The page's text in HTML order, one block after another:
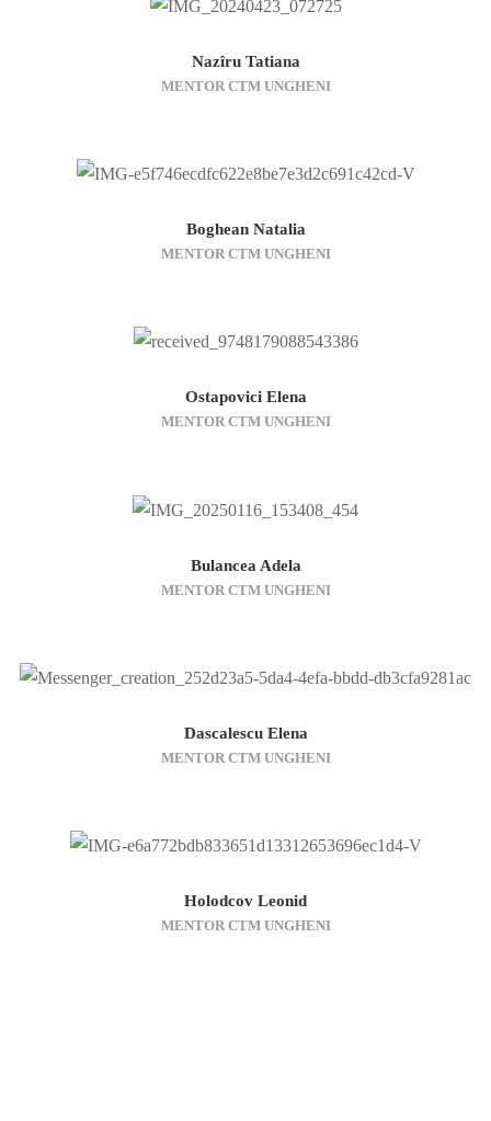
Nazîru Tatiana
MENTOR CTM UNGHENI
Boghean Natalia
MENTOR CTM UNGHENI
Ostapovici Elena
MENTOR CTM UNGHENI
Bulancea Adela
MENTOR CTM UNGHENI
Dascalescu Elena
MENTOR CTM UNGHENI
Holodcov Leonid
MENTOR CTM UNGHENI